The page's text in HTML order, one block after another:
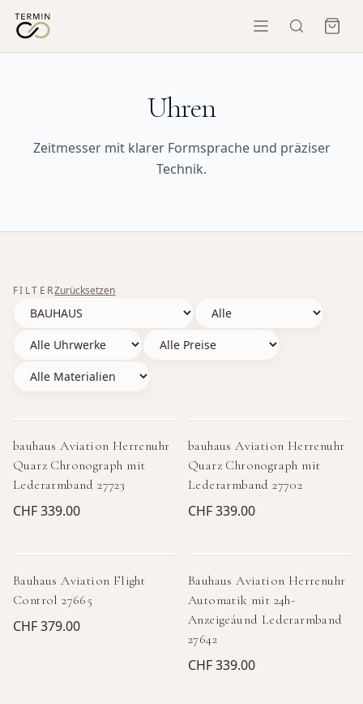
Uhren
Zeitmesser mit klarer Formsprache und präziser
Technik.
FILTERZurücksetzen
bauhaus Aviation Herrenuhr
Quarz Chronograph mit
Lederarmband 27723
CHF 339.00
bauhaus Aviation Herrenuhr
Quarz Chronograph mit
Lederarmband 27702
CHF 339.00
Bauhaus Aviation Flight
Control 27665
CHF 379.00
Bauhaus Aviation Herrenuhr
Automatik mit 24h-
Anzeigeáund Lederarmband
27642
CHF 339.00